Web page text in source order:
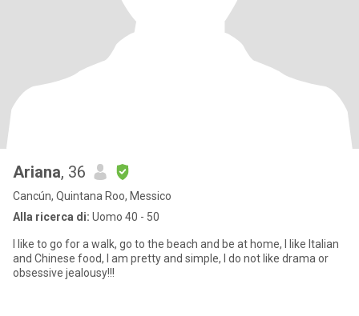
Ariana, 36
Cancún, Quintana Roo, Messico
Alla ricerca di: Uomo 40 - 50
I like to go for a walk, go to the beach and be at home, I like Italian
and Chinese food, I am pretty and simple, I do not like drama or
obsessive jealousy!!!